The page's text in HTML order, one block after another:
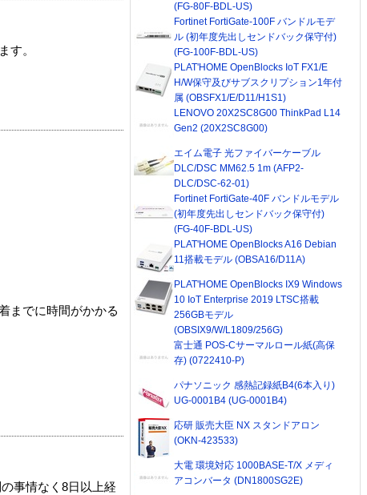
す。
までに時間がかかる
事情なく8日以上経
(FG-80F-BDL-US)
Fortinet FortiGate-100F バンドルモデ
ル (初年度先出しセンドバック保守付)
(FG-100F-BDL-US)
PLAT'HOME OpenBlocks IoT FX1/E
H/W保守及びサブスクリプション1年付
属 (OBSFX1/E/D11/H1S1)
LENOVO 20X2SC8G00 ThinkPad L14
Gen2 (20X2SC8G00)
エイム電子 光ファイバーケーブル
DLC/DSC MM62.5 1m (AFP2-
DLC/DSC-62-01)
Fortinet FortiGate-40F バンドルモデル
(初年度先出しセンドバック保守付)
(FG-40F-BDL-US)
PLAT'HOME OpenBlocks A16 Debian
11搭載モデル (OBSA16/D11A)
PLAT'HOME OpenBlocks IX9 Windows
10 IoT Enterprise 2019 LTSC搭載
256GBモデル
(OBSIX9/W/L1809/256G)
富士通 POS-Cサーマルロール紙(高保
存) (0722410-P)
パナソニック 感熱記録紙B4(6本入り)
UG-0001B4 (UG-0001B4)
応研 販売大臣 NX スタンドアロン
(OKN-423533)
大電 環境対応 1000BASE-T/X メディ
アコンバータ (DN1800SG2E)